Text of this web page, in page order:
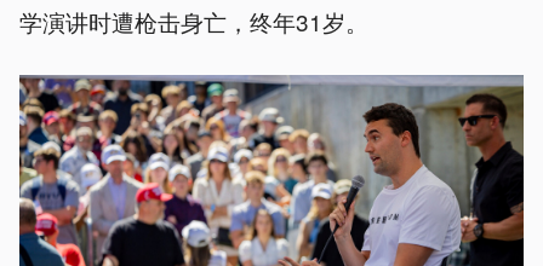
学演讲时遭枪击身亡，终年31岁。